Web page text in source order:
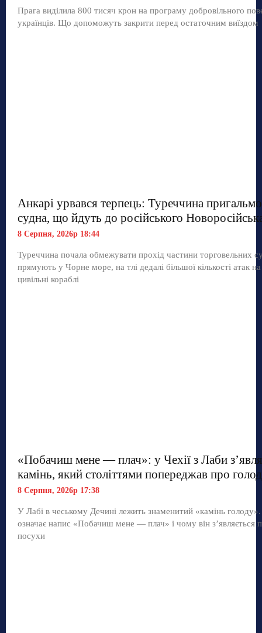
Прага виділила 800 тисяч крон на програму добровільного
українців. Що допоможуть закрити перед остаточним виїздом
Анкарі урвався терпець: Туреччина
судна, що йдуть до російського
8 Серпня, 2026р 18:44
Туреччина почала обмежувати прохід частини торговельних
прямують у Чорне море, на тлі дедалі більшої кількості атак на
цивільні кораблі
«Побачиш мене — плач»: у Чехії з Лаби
камінь, який століттями попереджав про голод
8 Серпня, 2026р 17:38
У Лабі в чеському Дечині лежить знаменитий «камінь
означає напис «Побачиш мене — плач» і чому він з’являється
посухи